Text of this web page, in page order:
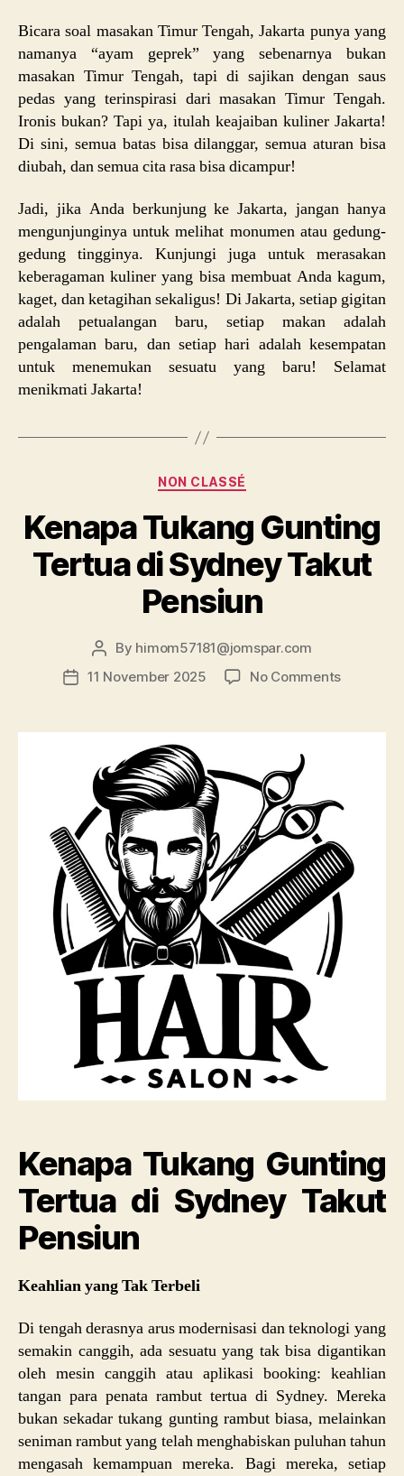
Bicara soal masakan Timur Tengah, Jakarta punya yang
namanya “ayam geprek” yang sebenarnya bukan
masakan Timur Tengah, tapi di sajikan dengan saus
pedas yang terinspirasi dari masakan Timur Tengah.
Ironis bukan? Tapi ya, itulah keajaiban kuliner Jakarta!
Di sini, semua batas bisa dilanggar, semua aturan bisa
diubah, dan semua cita rasa bisa dicampur!
Jadi, jika Anda berkunjung ke Jakarta, jangan hanya
mengunjunginya untuk melihat monumen atau gedung-
gedung tingginya. Kunjungi juga untuk merasakan
keberagaman kuliner yang bisa membuat Anda kagum,
kaget, dan ketagihan sekaligus! Di Jakarta, setiap gigitan
adalah petualangan baru, setiap makan adalah
pengalaman baru, dan setiap hari adalah kesempatan
untuk menemukan sesuatu yang baru! Selamat
menikmati Jakarta!
Categories
NON CLASSÉ
Kenapa Tukang Gunting
Tertua di Sydney Takut
Pensiun
Post
author
By himom57181@jomspar.com
Post11 November 2025 No Commentson
Gunting
Takut
Kenapa Tukang Gunting
Tertua di Sydney Takut
Pensiun
Keahlian yang Tak Terbeli
Di tengah derasnya arus modernisasi dan teknologi yang
semakin canggih, ada sesuatu yang tak bisa digantikan
oleh mesin canggih atau aplikasi booking: keahlian
tangan para penata rambut tertua di Sydney. Mereka
bukan sekadar tukang gunting rambut biasa, melainkan
seniman rambut yang telah menghabiskan puluhan tahun
mengasah kemampuan mereka. Bagi mereka, setiap